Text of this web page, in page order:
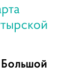
Большой